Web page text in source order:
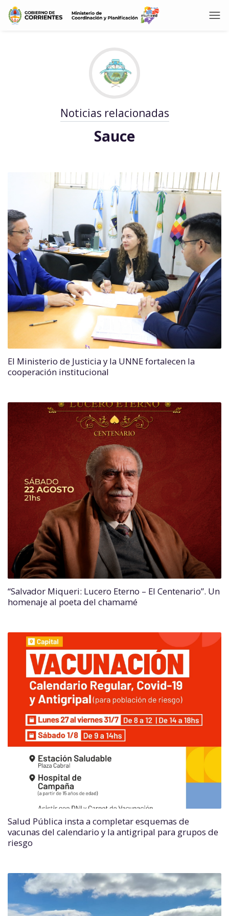
Noticias relacionadas
Sauce
El Ministerio de Justicia y la UNNE fortalecen la
cooperación institucional
“Salvador Miqueri: Lucero Eterno – El Centenario”. Un
homenaje al poeta del chamamé
Salud Pública insta a completar esquemas de
vacunas del calendario y la antigripal para grupos de
riesgo